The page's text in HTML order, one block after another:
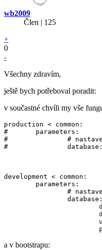
wb2009
Člen | 125
+
0
-
Všechny zdravím,
ještě bych potřeboval poradit:
v součastné chvíli my vše
production < common:
#	parameters:
#		# nastavení databází pro produkci
#		database:
development < common:
a v bootstrapu: